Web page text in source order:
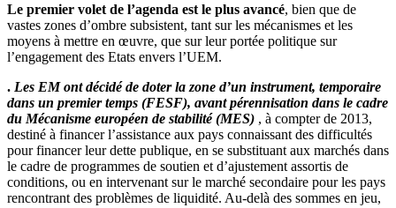
Le premier volet de l’agenda est le plus avancé, bien que de
vastes zones d’ombre subsistent, tant sur les mécanismes et les
moyens à mettre en œuvre, que sur leur portée politique sur
l’engagement des Etats envers l’UEM.
. Les EM ont décidé de doter la zone d’un instrument, temporaire
dans un premier temps (FESF), avant pérennisation dans le cadre
du Mécanisme européen de stabilité (MES) , à compter de 2013,
destiné à financer l’assistance aux pays connaissant des difficultés
pour financer leur dette publique, en se substituant aux marchés dans
le cadre de programmes de soutien et d’ajustement assortis de
conditions, ou en intervenant sur le marché secondaire pour les pays
rencontrant des problèmes de liquidité. Au-delà des sommes en jeu,